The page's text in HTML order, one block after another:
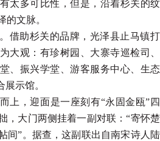
太多可比性，但是，沿着杉关的纹
的文脉。
借助杉关的品牌，光泽县止马镇打
大观：有珍树园、大寨寺巡检司、
、振兴学堂、游客服务中心、生态
展示馆。
上，迎面是一座刻有“永固金瓯”四
，大门两侧挂着一副对联：“寄怀楚
间”。据查，这副联出自南宋诗人陆